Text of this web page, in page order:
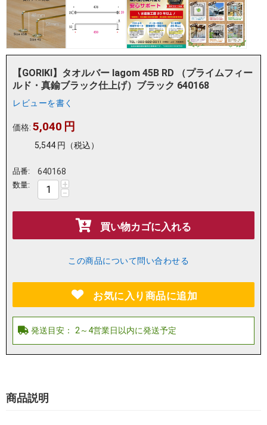
【GORIKI】タオルバー lagom 45B RD （プライムフィー
ルド・真鍮ブラック仕上げ）ブラック 640168
レビューを書く
価格: 5,040 円
5,544 円 （税込）
品番: 640168
数量: +
−
買い物カゴに入れる
この商品について問い合わせる
お気に入り商品に追加
商品説明